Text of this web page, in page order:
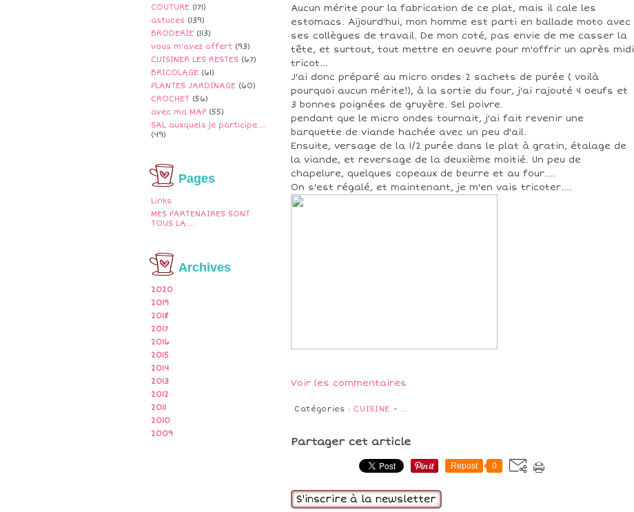
COUTURE (171)
astuces (139)
BRODERIE (113)
vous m'avez offert (93)
CUISINER LES RESTES (67)
BRICOLAGE (61)
PLANTES JARDINAGE (60)
CROCHET (56)
avec ma MAP (55)
SAL auxquels je participe....
(49)
Pages
Links
MES PARTENAIRES SONT
TOUS LA....
Archives
2020
2019
2018
2017
2016
2015
2014
2013
2012
2011
2010
2009
Aucun mérite pour la fabrication de ce plat, mais il cale les
estomacs. Aijourd'hui, mon homme est parti en ballade moto avec
ses collègues de travail. De mon coté, pas envie de me casser la
tête, et surtout, tout mettre en oeuvre pour m'offrir un après midi
tricot...
J'ai donc préparé au micro ondes 2 sachets de purée ( voilà
pourquoi aucun mérite!), à la sortie du four, j'ai rajouté 4 oeufs et
3 bonnes poignées de gruyère. Sel poivre.
pendant que le micro ondes tournait, j'ai fait revenir une
barquette de viande hachée avec un peu d'ail.
Ensuite, versage de la 1/2 purée dans le plat à gratin, étalage de
la viande, et reversage de la deuxième moitié. Un peu de
chapelure, quelques copeaux de beurre et au four....
On s'est régalé, et maintenant, je m'en vais tricoter....
Voir les commentaires
Catégories : CUISINE - …
Partager cet article
Repost 0
S'inscrire à la newsletter